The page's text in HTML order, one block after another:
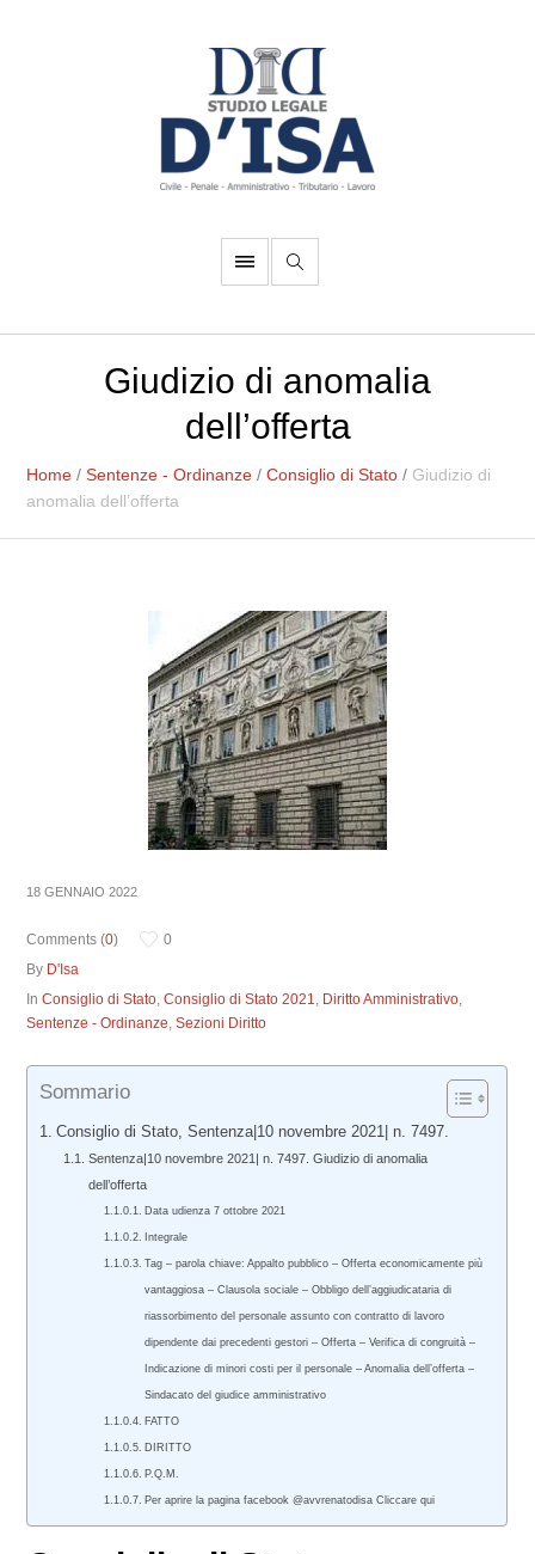
Giudizio di anomalia
dell’offerta
Home /Sentenze - Ordinanze /Consiglio di Stato / Giudizio di
anomalia dell’offerta
18 GENNAIO 2022
Comments (0)
0
By D'Isa
InConsiglio di Stato,Consiglio di Stato 2021, Diritto Amministrativo,
Sentenze - Ordinanze,Sezioni Diritto
Sommario
Consiglio di Stato, Sentenza|10 novembre 2021| n. 7497.
Sentenza|10 novembre 2021| n. 7497. Giudizio di anomalia
dell’offerta
Data udienza 7 ottobre 2021
Integrale
Tag – parola chiave: Appalto pubblico – Offerta economicamente più
vantaggiosa – Clausola sociale – Obbligo dell’aggiudicataria di
riassorbimento del personale assunto con contratto di lavoro
dipendente dai precedenti gestori – Offerta – Verifica di congruità –
Indicazione di minori costi per il personale – Anomalia dell’offerta –
Sindacato del giudice amministrativo
FATTO
DIRITTO
P.Q.M.
Per aprire la pagina facebook @avvrenatodisa Cliccare qui